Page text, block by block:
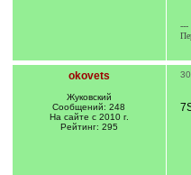
---
okovets
Жуковский
Сообщений: 248
На сайте с 2010 г.
Рейтинг: 295